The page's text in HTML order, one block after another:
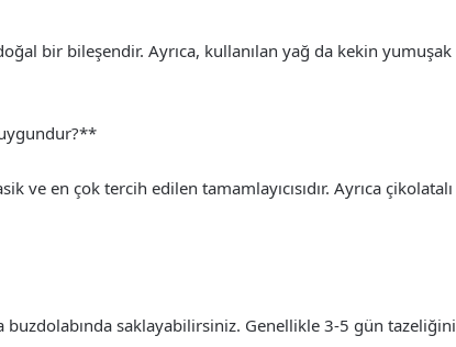
bir bileşendir. Ayrıca, kullanılan yağ da kekin yumuşak
ve en çok tercih edilen tamamlayıcısıdır. Ayrıca çikolatalı
saklayabilirsiniz. Genellikle 3-5 gün tazeliğini